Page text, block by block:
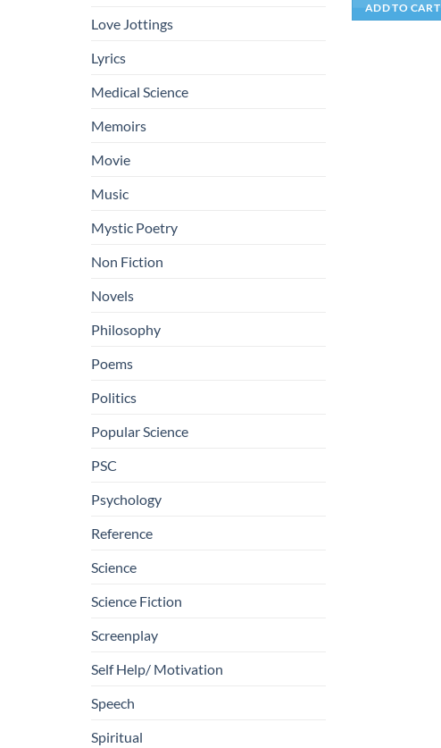
Love Jottings
Lyrics
Medical Science
Memoirs
Movie
Music
Mystic Poetry
Non Fiction
Novels
Philosophy
Poems
Politics
Popular Science
PSC
Psychology
Reference
Science
Science Fiction
Screenplay
Self Help/ Motivation
Speech
Spiritual
ADD TO CART